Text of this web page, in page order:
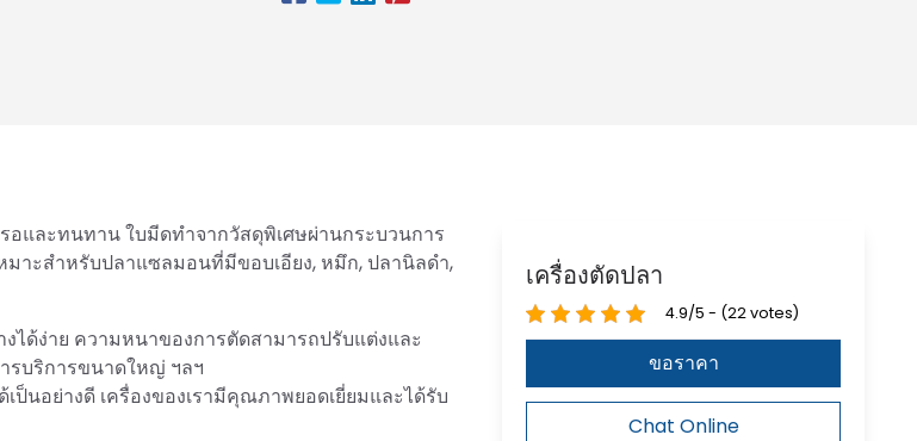
ละทนทาน ใบมีดทำจากวัสดุพิเศษผ่านกระบวนการ
มาะสำหรับปลาแซลมอนที่มีขอบเอียง, หมึก, ปลานิลดำ,
ได้ง่าย ความหนาของการตัดสามารถปรับแต่งและ
รบริการขนาดใหญ่ ฯลฯ
นอย่างดี เครื่องของเรามีคุณภาพยอดเยี่ยมและได้รับ
เครื่องตัดปลา
4.9/5 - (22 votes)
ขอราคา
Chat Online